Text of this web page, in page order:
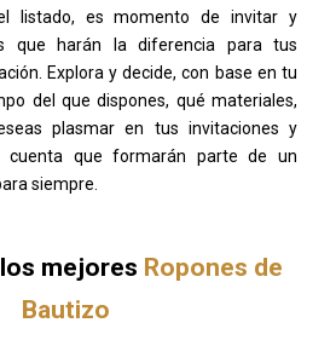
listado, es momento de invitar y
que harán la diferencia para tus
Explora y decide, con base en tu
del que dispones, qué materiales,
plasmar en tus invitaciones y
cuenta que formarán parte de un
siempre.
mejores Ropones de
Bautizo